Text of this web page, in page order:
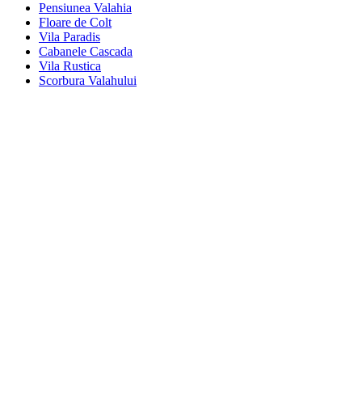
Pensiunea Valahia
Floare de Colt
Vila Paradis
Cabanele Cascada
Vila Rustica
Scorbura Valahului